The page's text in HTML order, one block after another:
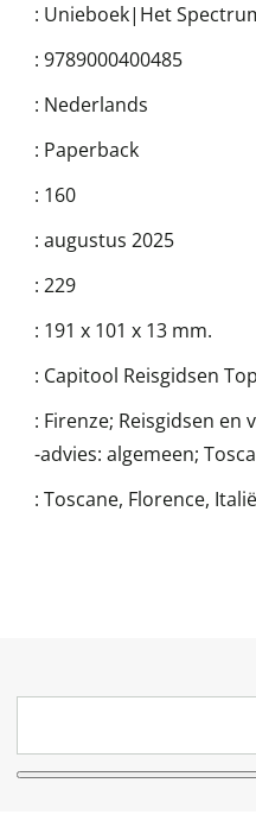
: Unieboek|Het
: 9789000400485
: Nederlands
: Paperback
: 160
: augustus 2025
: 229
: 191 x 101 x 13 mm.
: Capitool Reisgidsen
: Firenze; Reisgidsen en
-advies: algemeen;
: Toscane, Florence,